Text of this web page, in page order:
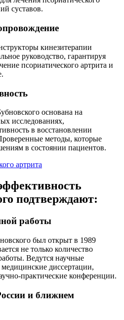
суставов.
кинезитерапии
руководство, гарантируя
псориатического артрита и
основана на
исследованиях,
в восстановлении
методы, которые
в состоянии пациентов.
артрита
подтверждают:
работы
был открыт в 1989
не только количество
Ведутся научные
диссертации,
практические конференции.
и ближнем